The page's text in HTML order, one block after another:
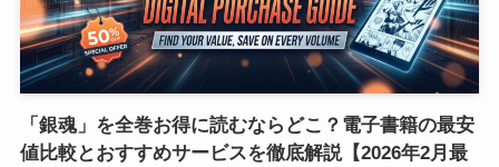
「銀魂」を全巻お得に読むならどこ？電子書籍の最安
値比較とおすすめサービスを徹底解説【2026年2月最